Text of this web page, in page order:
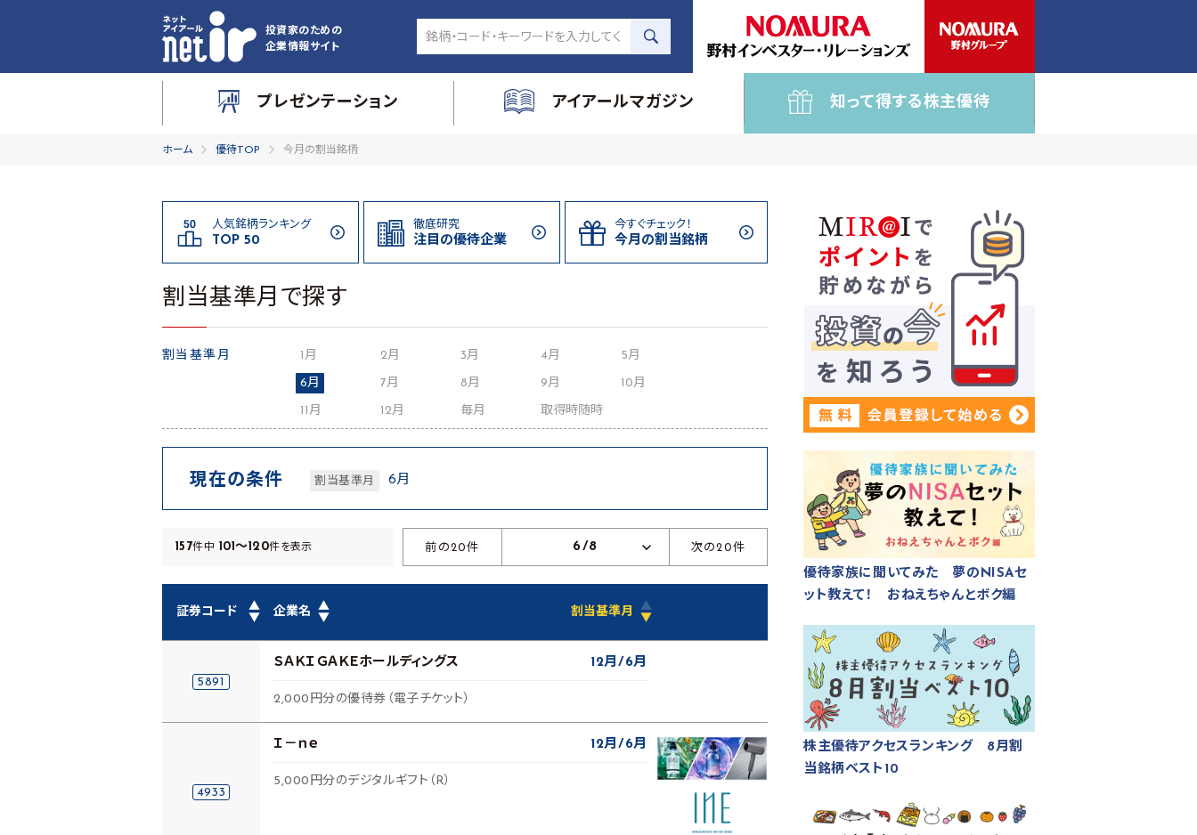
投資家のための
企業情報サイト
プレゼンテーション アイアールマガジン 知って得する株主優待
ホーム 優待TOP 今月の割当銘柄
人気銘柄ランキング
TOP 50
徹底研究
注目の優待企業
今すぐチェック！
今月の割当銘柄
割当基準月で探す
割当基準月 1月 2月 3月 4月 5月
6月 7月 8月 9月 10月
11月 12月 毎月 取得時随時
現在の条件 割当基準月 6月
157件中 101～120件を表示 前の20件 6/8 次の20件
▲
証券コード ▼
▲
企業名 ▼
▲
割当基準月 ▼
5891
ＳＡＫＩＧＡＫＥホールディングス 12月 6月
2,000円分の優待券（電子チケット）
4933
Ｉ－ｎｅ 12月 6月
5,000円分のデジタルギフト（R）
優待家族に聞いてみた 夢のNISAセ
ット教えて！ おねえちゃんとボク編
株主優待アクセスランキング 8月割
当銘柄ベスト10